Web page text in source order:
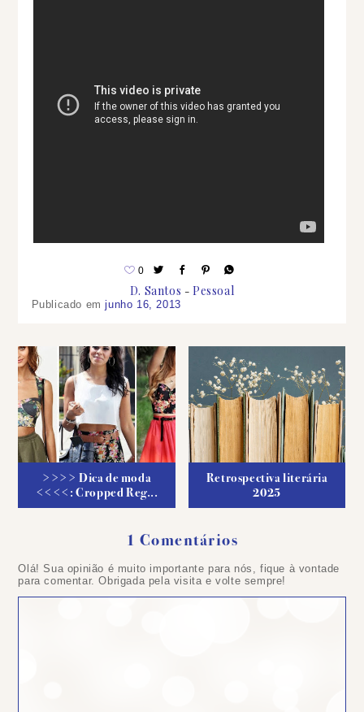
0
D. Santos Pessoal
Publicado emjunho 16, 2013
>>>> Dica de moda
<<<<: Cropped Reg...
Retrospectiva literária
2025
1 Comentários
Olá! Sua opinião é muito importante para nós, fique à vontade
para comentar. Obrigada pela visita e volte sempre!